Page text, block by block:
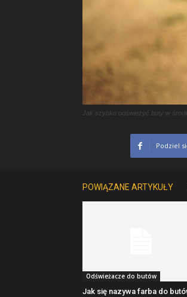
Jak szybko odświeżyć buty w
Podziel
POWIĄZANE ARTYKUŁY
Odświeżacze do butów
Jak się nazywa farba do